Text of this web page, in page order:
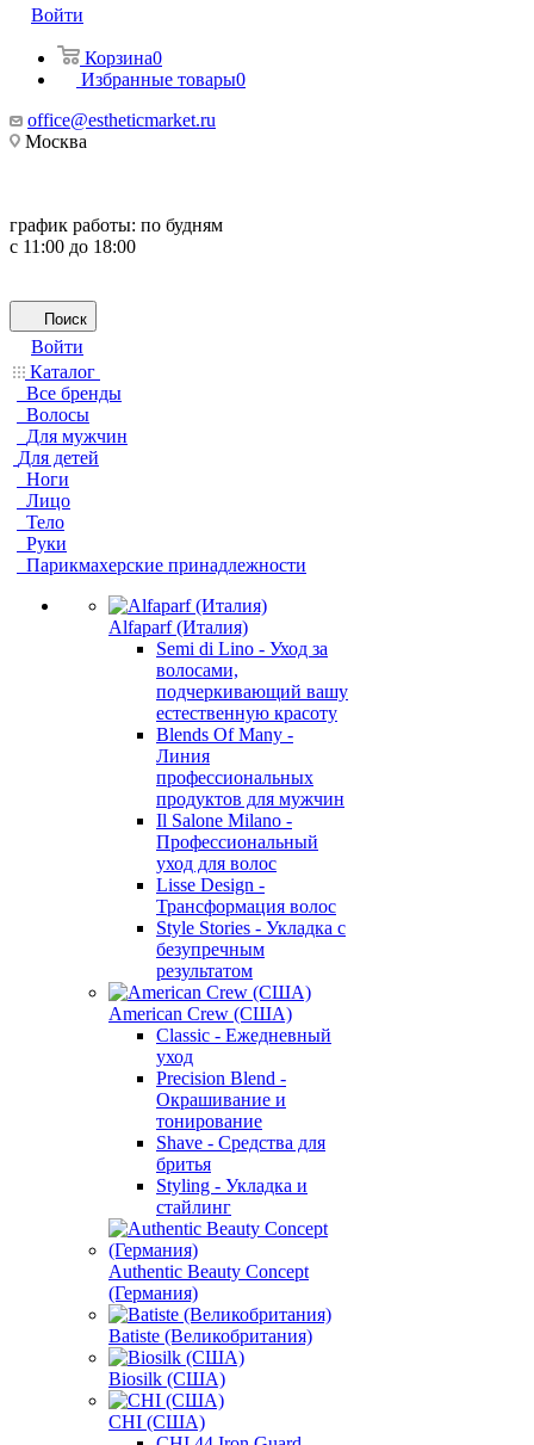
Войти
Корзина0
Избранные товары0
office@estheticmarket.ru
Москва
график работы: по будням
с 11:00 до 18:00
Поиск
Войти
Каталог
Все бренды
Волосы
Для мужчин
Для детей
Ноги
Лицо
Тело
Руки
Парикмахерские принадлежности
Alfaparf (Италия)
Semi di Lino - Уход за
волосами,
подчеркивающий вашу
естественную красоту
Blends Of Many -
Линия
профессиональных
продуктов для мужчин
Il Salone Milano -
Профессиональный
уход для волос
Lisse Design -
Трансформация волос
Style Stories - Укладка с
безупречным
результатом
American Crew (США)
Classic - Ежедневный
уход
Precision Blend -
Окрашивание и
тонирование
Shave - Средства для
бритья
Styling - Укладка и
стайлинг
Authentic Beauty Concept
(Германия)
Batiste (Великобритания)
Biosilk (США)
CHI (США)